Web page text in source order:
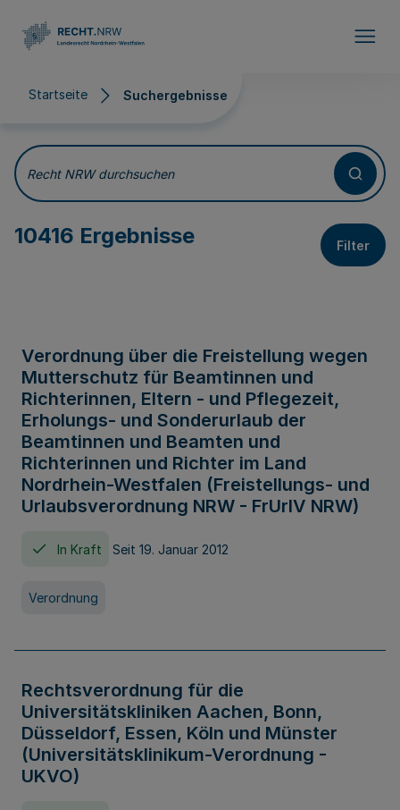
Startseite Suchergebnisse
Suchergebnisse
Recht NRW durchsuchen
10416 Ergebnisse Filter
Verordnung über die Freistellung wegen
Mutterschutz für Beamtinnen und
Richterinnen, Eltern - und Pflegezeit,
Erholungs- und Sonderurlaub der
Beamtinnen und Beamten und
Richterinnen und Richter im Land
Nordrhein-Westfalen (Freistellungs- und
Urlaubsverordnung NRW - FrUrlV NRW)
In Kraft Seit 19. Januar 2012
Verordnung
Rechtsverordnung für die
Universitätskliniken Aachen, Bonn,
Düsseldorf, Essen, Köln und Münster
(Universitätsklinikum-Verordnung -
UKVO)